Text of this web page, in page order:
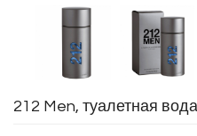
212 Men, туалетная вода